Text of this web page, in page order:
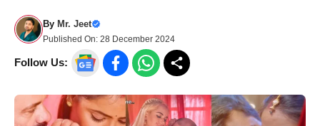
By Mr. Jeet
Published On: 28 December 2024
Follow Us: